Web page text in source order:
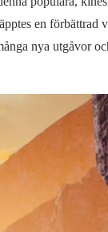
en förbättrad
nya utgåvor